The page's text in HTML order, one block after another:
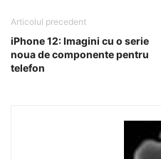
Articolul precedent
iPhone 12: Imagini cu o serie
noua de componente pentru
telefon